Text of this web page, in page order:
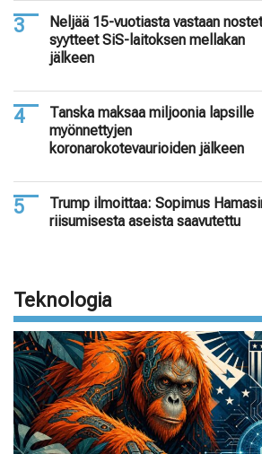
Neljää 15-vuotiasta vastaan
syytteet SiS-laitoksen mellakan
jälkeen
Tanska maksaa miljoonia lapsille
myönnettyjen
koronarokotevaurioiden jälkeen
Trump ilmoittaa: Sopimus
riisumisesta aseista saavutettu
Teknologia